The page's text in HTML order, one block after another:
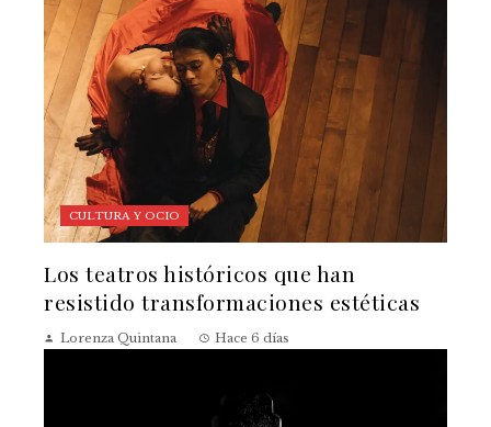
CULTURA Y OCIO
Los teatros históricos que han
resistido transformaciones estéticas
Lorenza Quintana Hace 6 días